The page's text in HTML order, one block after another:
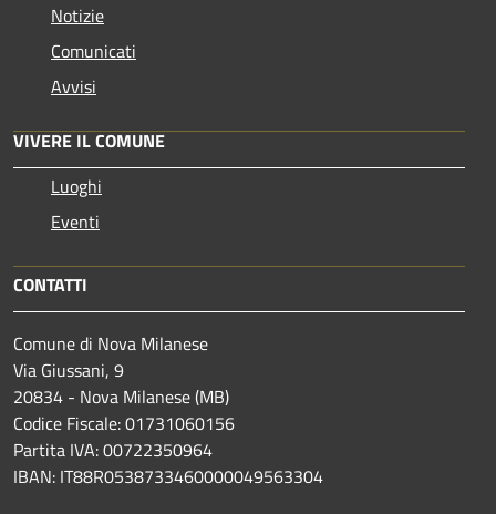
Notizie
Comunicati
Avvisi
VIVERE IL COMUNE
Luoghi
Eventi
CONTATTI
Comune di Nova Milanese
Via Giussani, 9
20834 - Nova Milanese (MB)
Codice Fiscale: 01731060156
Partita IVA: 00722350964
IBAN: IT88R0538733460000049563304